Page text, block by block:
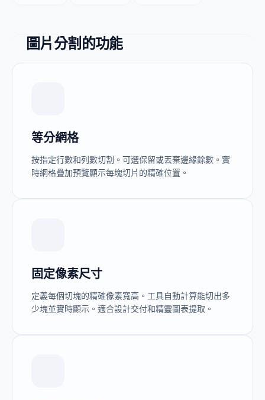
圖片分割的功能
等分網格
按指定行數和列數切割。可選保留或丟棄邊緣餘數。實
時網格疊加預覽顯示每塊切片的精確位置。
固定像素尺寸
定義每個切塊的精確像素寬高。工具自動計算能切出多
少塊並實時顯示。適合設計交付和精靈圖表提取。